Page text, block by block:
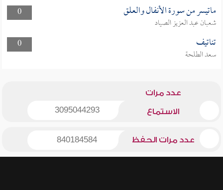
0
ماتيسر من سورة الأنفال والعلق
شعبان عبد العزيز الصياد
0
تناتيف
سعد الطلحة
عدد مرات
الاستماع 3095044293
عدد مرات الحفظ 840184584